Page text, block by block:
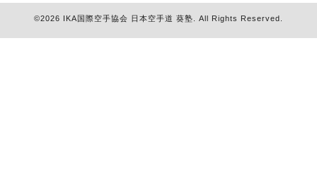
©2026 IKA国際空手協会 日本空手道 葵塾 . All Rights Reserved.